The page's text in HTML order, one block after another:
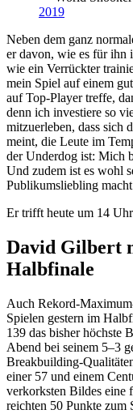
2019
Neben dem ganz
er davon, wie es für ihn
wie ein Verrückter
mein Spiel auf einem
auf Top-Player treffe,
denn ich investiere so
mitzuerleben, dass sich
meint, die Leute im
der Underdog ist: Mich
Und zudem ist es wohl
Publikumsliebling
Er trifft heute um 14
David Gilbert
Halbfinale
Auch Rekord-
Spielen gestern im
139 das bisher höchste
Abend bei seinem 5–3
Breakbuilding-
einer 57 und einem
verkorksten Bildes eine
reichten 50 Punkte zum